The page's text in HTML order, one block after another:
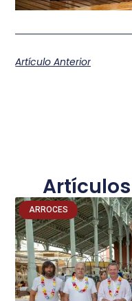
Artículo Anterior
ARROCES